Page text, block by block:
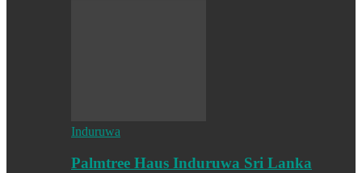
Induruwa
Palmtree Haus Induruwa Sri Lanka